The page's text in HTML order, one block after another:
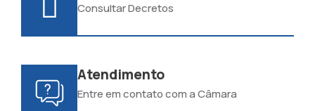
Consultar Decretos
Atendimento
Entre em contato com a Câmara